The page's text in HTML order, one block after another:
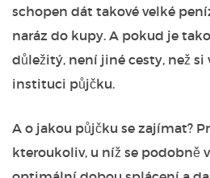
schopen dát takové velké
naráz do kupy. A pokud je
důležitý, není jiné cesty, než
instituci půjčku.
A o jakou půjčku se zajímat?
kteroukoliv, u níž se podobně